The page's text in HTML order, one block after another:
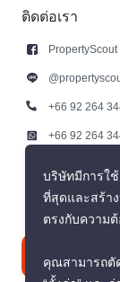
ติดต่อเรา
PropertyScout
+66 92 264
+66 92 264
บริษัทมีการใ
ที่สุดและสร้า
ตรงกับความ
คุณสามารถตั